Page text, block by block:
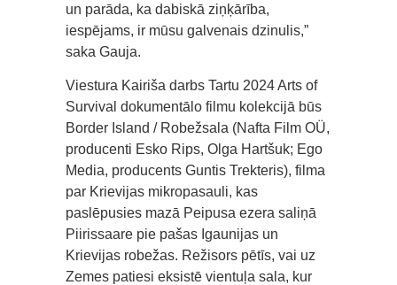
un parāda, ka dabiskā ziņķārība,
iespējams, ir mūsu galvenais dzinulis,”
saka Gauja.
Viestura Kairiša darbs Tartu 2024 Arts of
Survival dokumentālo filmu kolekcijā būs
Border Island / Robežsala (Nafta Film OÜ,
producenti Esko Rips, Olga Hartšuk; Ego
Media, producents Guntis Trekteris), filma
par Krievijas mikropasauli, kas
paslēpusies mazā Peipusa ezera saliņā
Piirissaare pie pašas Igaunijas un
Krievijas robežas. Režisors pētīs, vai uz
Zemes patiesi eksistē vientuļa sala, kur